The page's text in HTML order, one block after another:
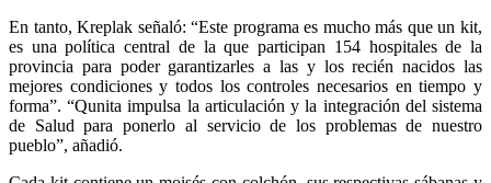
En tanto, Kreplak señaló: “Este programa es mucho más que un kit,
es una política central de la que participan 154 hospitales de la
provincia para poder garantizarles a las y los recién nacidos las
mejores condiciones y todos los controles necesarios en tiempo y
forma”. “Qunita impulsa la articulación y la integración del sistema
de Salud para ponerlo al servicio de los problemas de nuestro
pueblo”, añadió.